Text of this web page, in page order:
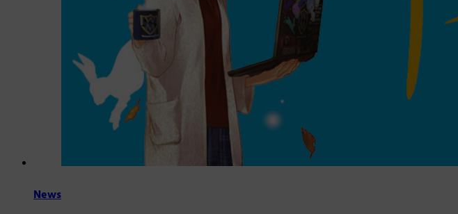
News